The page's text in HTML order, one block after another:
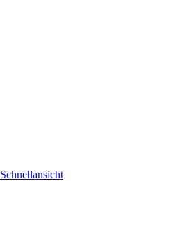
Schnellansicht